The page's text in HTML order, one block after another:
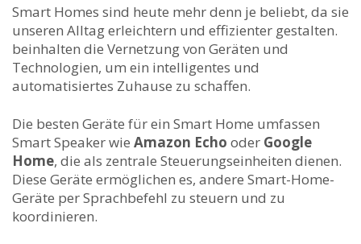
Smart Homes⁣ sind ​heute mehr⁣ denn ⁤je ‍beliebt, da ‌sie
⁢unseren Alltag ⁤erleichtern und effizienter gestalten.
beinhalten die Vernetzung von ‍Geräten und
Technologien, um ein intelligentes und
automatisiertes Zuhause zu ‍schaffen.
Die besten ‍Geräte für ein Smart ‍Home umfassen
Smart Speaker ⁤wie Amazon Echo oder⁢ Google
Home,‍ die als zentrale Steuerungseinheiten⁣ dienen.
Diese ‌Geräte ermöglichen ⁤es, andere Smart-Home-
Geräte per Sprachbefehl zu steuern⁣ und zu
koordinieren.